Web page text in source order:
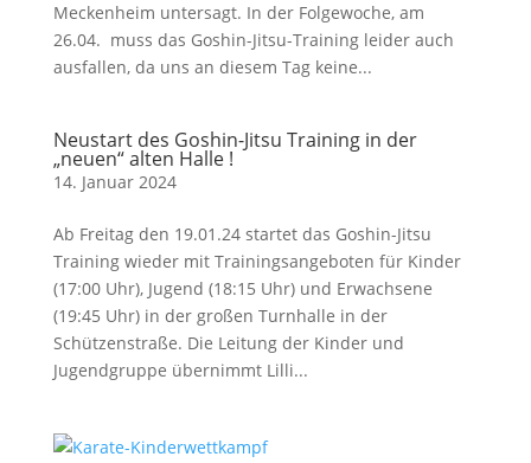
Meckenheim untersagt. In der Folgewoche, am
26.04. muss das Goshin-Jitsu-Training leider auch
ausfallen, da uns an diesem Tag keine...
Neustart des Goshin-Jitsu Training in der
„neuen“ alten Halle !
14. Januar 2024
Ab Freitag den 19.01.24 startet das Goshin-Jitsu
Training wieder mit Trainingsangeboten für Kinder
(17:00 Uhr), Jugend (18:15 Uhr) und Erwachsene
(19:45 Uhr) in der großen Turnhalle in der
Schützenstraße. Die Leitung der Kinder und
Jugendgruppe übernimmt Lilli...